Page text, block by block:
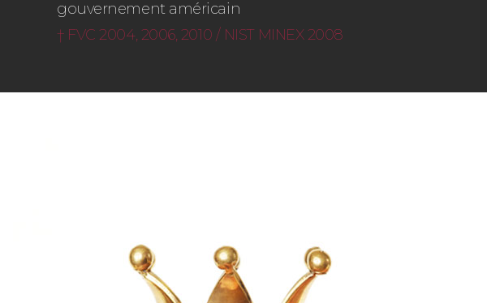
gouvernement américain
† FVC 2004, 2006, 2010 / NIST MINEX 2008